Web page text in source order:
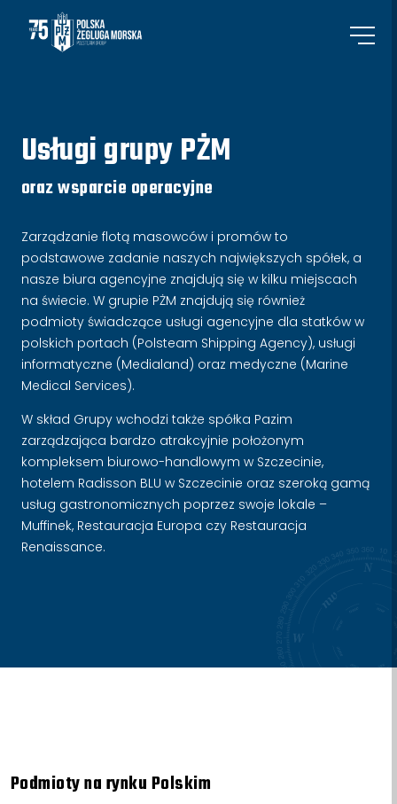
Usługi grupy PŻM
oraz wsparcie operacyjne
Zarządzanie flotą masowców i promów to
podstawowe zadanie naszych największych spółek, a
nasze biura agencyjne znajdują się w kilku miejscach
na świecie. W grupie PŻM znajdują się również
podmioty świadczące usługi agencyjne dla statków w
polskich portach (Polsteam Shipping Agency), usługi
informatyczne (Medialand) oraz medyczne (Marine
Medical Services).
W skład Grupy wchodzi także spółka Pazim
zarządzająca bardzo atrakcyjnie położonym
kompleksem biurowo-handlowym w Szczecinie,
hotelem Radisson BLU w Szczecinie oraz szeroką gamą
usług gastronomicznych poprzez swoje lokale –
Muffinek, Restauracja Europa czy Restauracja
Renaissance.
Podmioty na rynku Polskim